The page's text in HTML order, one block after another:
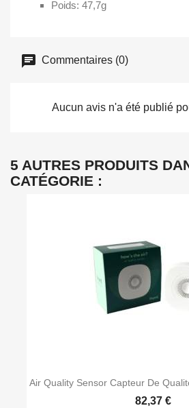
Poids: 47,7g
Commentaires (0)
Aucun avis n'a été publié
5 AUTRES PRODUITS
CATÉGORIE :
Air Quality Sensor Capteur De
82,37 €